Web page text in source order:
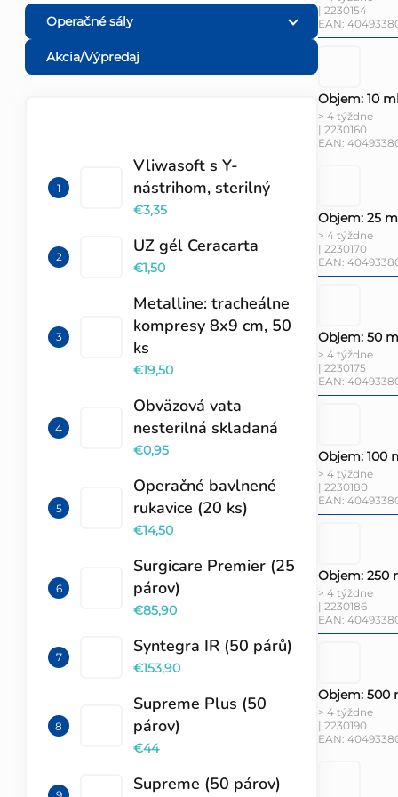
Operačné sály
Akcia/Výpredaj
Vliwasoft s Y-
nástrihom, sterilný
€3,35
UZ gél Ceracarta
€1,50
Metalline: tracheálne
kompresy 8x9 cm, 50
ks
€19,50
Obväzová vata
nesterilná skladaná
€0,95
Operačné bavlnené
rukavice (20 ks)
€14,50
Surgicare Premier (25
párov)
€85,90
Syntegra IR (50 párů)
€153,90
Supreme Plus (50
párov)
€44
Supreme (50 párov)
| 2230154
EAN:
Objem: 10 ml
> 4 týždne
| 2230160
EAN:
Objem: 25
> 4 týždne
| 2230170
EAN:
Objem: 50
> 4 týždne
| 2230175
EAN:
Objem: 100
> 4 týždne
| 2230180
EAN:
Objem: 250
> 4 týždne
| 2230186
EAN:
Objem: 500
> 4 týždne
| 2230190
EAN: